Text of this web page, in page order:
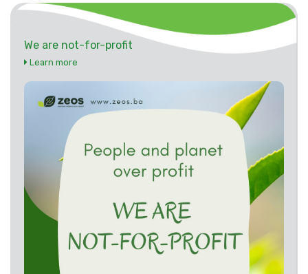
We are not-for-profit
Learn more